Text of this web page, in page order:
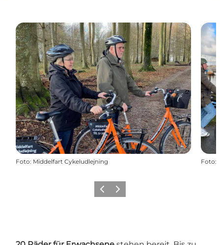
Foto: Middelfart Cykeludlejning Foto:
ZurückWeiter